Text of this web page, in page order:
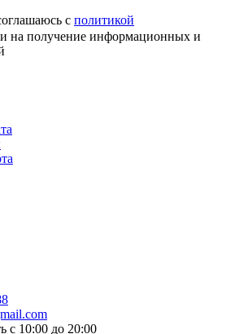
с политикой
и на получение информационных и
с 10:00 до 20:00